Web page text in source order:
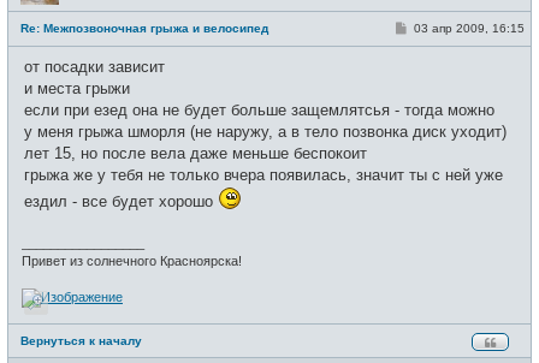
е
в
с
Re: Межпозвоночная грыжа и велосипед
С
н
и
е
03 апр 2009, 16:15
от посадки зависит
и места грыжи
если при езед она не будет больше защемлятсья - тогда можно
у меня грыжа шморля (не наружу, а в тело позвонка диск уходит)
лет 15, но после вела даже меньше беспокоит
грыжа же у тебя не только вчера появилась, значит ты с ней уже
ездил - все будет хорошо
Привет из солнечного Красноярска!
Вернуться к началу